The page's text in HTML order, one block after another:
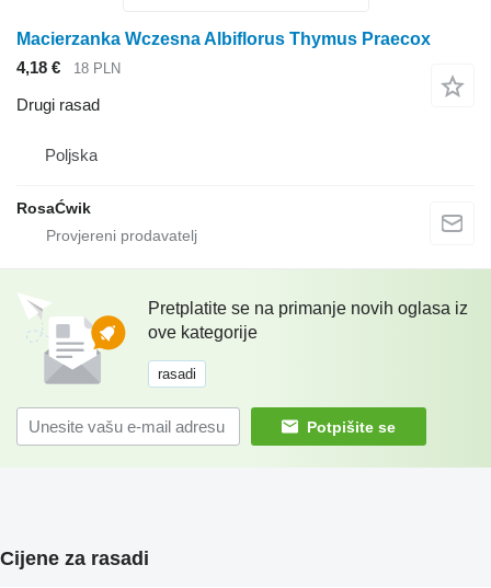
Macierzanka Wczesna Albiflorus Thymus Praecox
4,18 €
18 PLN
Drugi rasad
Poljska
RosaĆwik
Pretplatite se na primanje novih oglasa iz
ove kategorije
rasadi
Potpišite se
Cijene za rasadi